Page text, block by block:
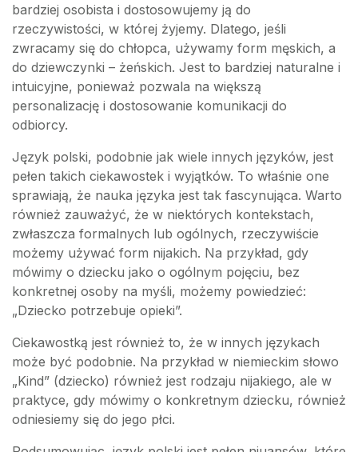
bardziej osobista i dostosowujemy ją do
rzeczywistości, w której żyjemy. Dlatego, jeśli
zwracamy się do chłopca, używamy form męskich, a
do dziewczynki – żeńskich. Jest to bardziej naturalne i
intuicyjne, ponieważ pozwala na większą
personalizację i dostosowanie komunikacji do
odbiorcy.
Język polski, podobnie jak wiele innych języków, jest
pełen takich ciekawostek i wyjątków. To właśnie one
sprawiają, że nauka języka jest tak fascynująca. Warto
również zauważyć, że w niektórych kontekstach,
zwłaszcza formalnych lub ogólnych, rzeczywiście
możemy używać form nijakich. Na przykład, gdy
mówimy o dziecku jako o ogólnym pojęciu, bez
konkretnej osoby na myśli, możemy powiedzieć:
„Dziecko potrzebuje opieki”.
Ciekawostką jest również to, że w innych językach
może być podobnie. Na przykład w niemieckim słowo
„Kind” (dziecko) również jest rodzaju nijakiego, ale w
praktyce, gdy mówimy o konkretnym dziecku, również
odniesiemy się do jego płci.